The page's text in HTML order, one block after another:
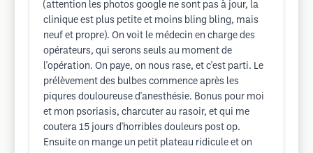
(attention les photos google ne sont pas à jour, la
clinique est plus petite et moins bling bling, mais
neuf et propre). On voit le médecin en charge des
opérateurs, qui serons seuls au moment de
l'opération. On paye, on nous rase, et c'est parti. Le
prélèvement des bulbes commence après les
piqures douloureuse d'anesthésie. Bonus pour moi
et mon psoriasis, charcuter au rasoir, et qui me
coutera 15 jours d'horribles douleurs post op.
Ensuite on mange un petit plateau ridicule et on